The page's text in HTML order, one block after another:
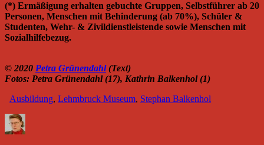
(*) Ermäßigung erhalten gebuchte Gruppen, Selbstführer ab 20
Personen, Menschen mit Behinderung (ab 70%), Schüler &
Studenten, Wehr- & Zivildienstleistende sowie Menschen mit
Sozialhilfebezug.
© 2020 Petra Grünendahl(Text)
Fotos: Petra Grünendahl (17), Kathrin Balkenhol (1)
Ausbildung, Lehmbruck Museum, Stephan Balkenhol